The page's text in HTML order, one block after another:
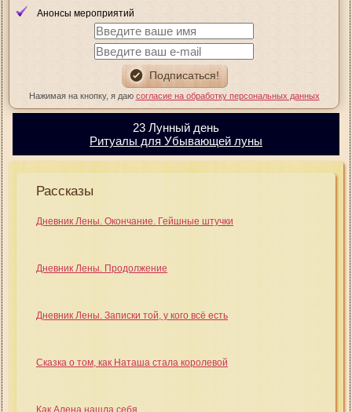
Анонсы мероприятий
Нажимая на кнопку, я даю согласие на обработку персональных данных
23 Лунный день
Ритуалы для Убывающей луны
Рассказы
Дневник Лены. Окончание. Гейшные штучки
Дневник Лены. Продолжение
Дневник Лены. Записки той, у кого всё есть
Сказка о том, как Наташа стала королевой
Как Алена нашла себя